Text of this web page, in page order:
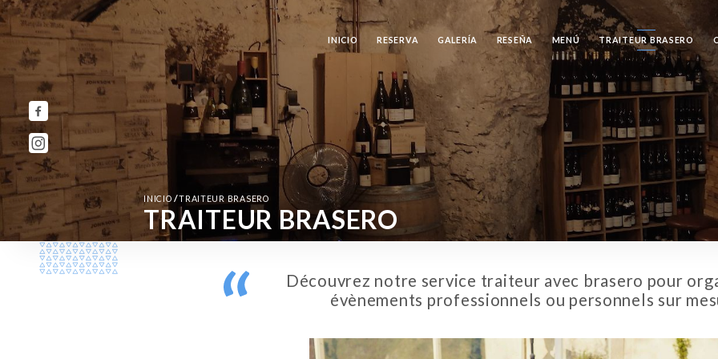
INICIO RESERVA GALERÍA RESEÑA MENÚ TRAITEUR BRASERO
INICIO/TRAITEUR BRASERO
TRAITEUR BRASERO
Découvrez notre service traiteur avec brasero pour
évènements professionnels ou personnels sur